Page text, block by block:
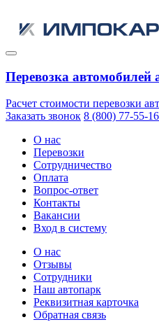
Перевозка автомобилей
Расчет стоимости перевозки
Заказать звонок 8 (800) 77-55-
О нас
Перевозки
Сотрудничество
Оплата
Вопрос-ответ
Контакты
Вакансии
Вход в систему
О нас
Отзывы
Сотрудники
Наш автопарк
Реквизитная карточка
Обратная связь